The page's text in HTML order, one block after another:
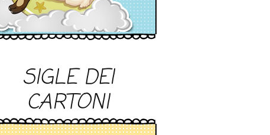
SIGLE DEI
CARTONI